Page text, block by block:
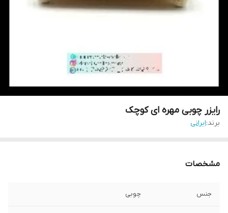
رایزر چوبی مهره ای کوچک
برند:ایرانی
مشخصات
جنس چوبی